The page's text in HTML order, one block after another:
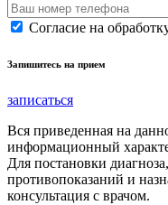
Согласие на
Запишитесь на прием
записаться
Вся приведенная на
информационный
Для постановки
противопоказаний и
консультация с врачом.